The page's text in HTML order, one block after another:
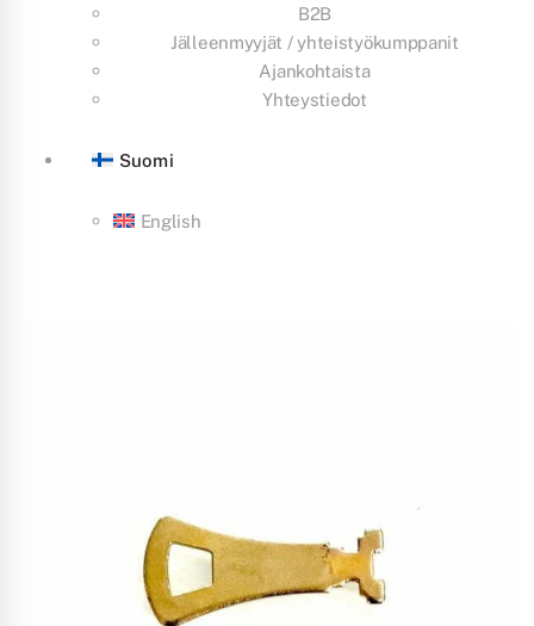
B2B
Jälleenmyyjät / yhteistyökumppanit
Ajankohtaista
Yhteystiedot
Suomi
English